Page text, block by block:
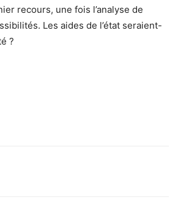
recours, une fois l’analyse de
Les aides de l’état seraient-
?